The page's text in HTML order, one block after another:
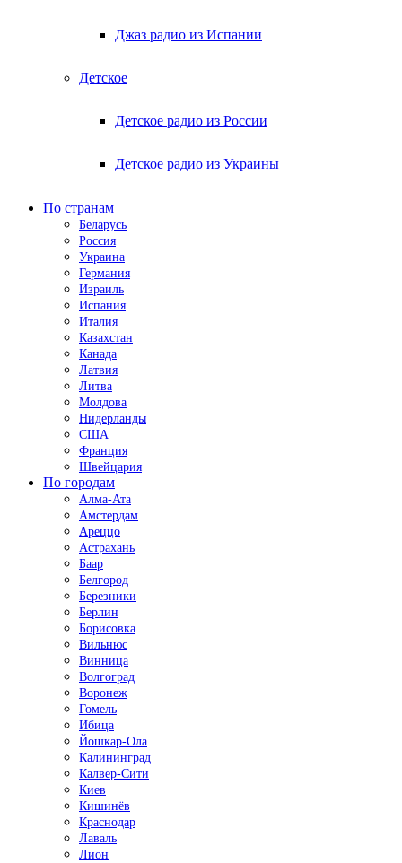
Джаз радио из Испании
Детское
Детское радио из России
Детское радио из Украины
По странам
Беларусь
Россия
Украина
Германия
Израиль
Испания
Италия
Казахстан
Канада
Латвия
Литва
Молдова
Нидерланды
США
Франция
Швейцария
По городам
Алма-Ата
Амстердам
Ареццо
Астрахань
Баар
Белгород
Березники
Берлин
Борисовка
Вильнюс
Винница
Волгоград
Воронеж
Гомель
Ибица
Йошкар-Ола
Калининград
Калвер-Сити
Киев
Кишинёв
Краснодар
Лаваль
Лион